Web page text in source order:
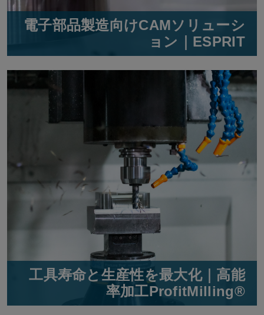
電子部品製造向けCAMソリューシ
ョン｜ESPRIT
工具寿命と生産性を最大化｜高能
率加工ProfitMilling®